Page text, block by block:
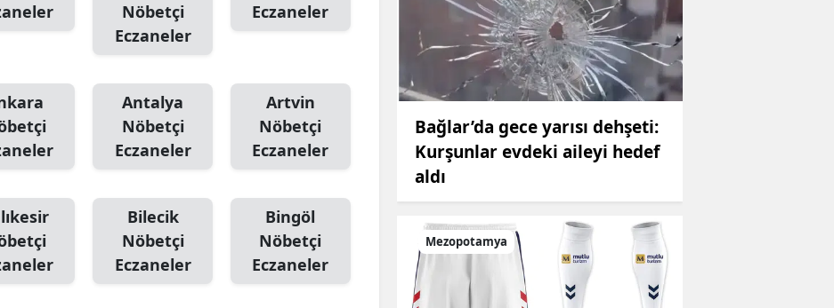
Nöbetçi
Eczaneler
Eczaneler
Antalya
Nöbetçi
Eczaneler
Artvin
Nöbetçi
Eczaneler
Bilecik
Nöbetçi
Eczaneler
Bingöl
Nöbetçi
Eczaneler
Bağlar’da gece yarısı dehşeti:
Kurşunlar evdeki aileyi hedef
aldı
Mezopotamya